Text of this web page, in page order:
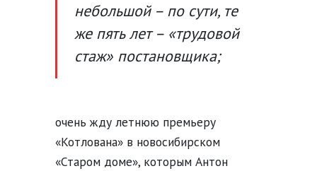
небольшой – по сути, те
же пять лет – «трудовой
стаж» постановщика;
очень жду летнюю премьеру
«Котлована» в новосибирском
«Старом доме», которым Антон